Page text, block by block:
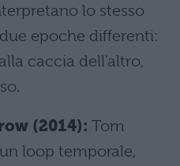
lo stesso
epoche differenti:
caccia dell'altro,
(2014): Tom
loop temporale,